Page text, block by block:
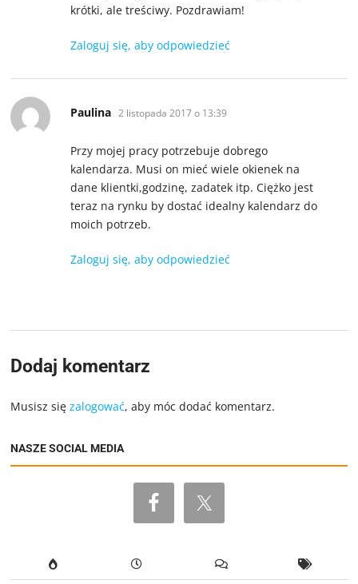
krótki, ale treściwy. Pozdrawiam!
Zaloguj się, aby odpowiedzieć
Paulina pisze:
2 listopada 2017 o 13:39
Przy mojej pracy potrzebuje dobrego
kalendarza. Musi on mieć wiele okienek na
dane klientki,godzinę, zadatek itp. Ciężko jest
teraz na rynku by dostać idealny kalendarz do
moich potrzeb.
Zaloguj się, aby odpowiedzieć
Dodaj komentarz
Musisz sięzalogować, aby móc dodać komentarz.
NASZE SOCIAL MEDIA